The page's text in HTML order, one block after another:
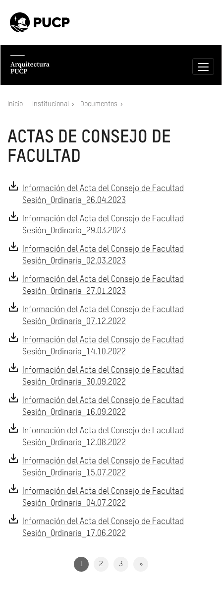
Inicio Institucional Documentos
ACTAS DE CONSEJO DE
FACULTAD
Información del Acta del Consejo de Facultad
Sesión_Ordinaria_26.04.2023
Información del Acta del Consejo de Facultad
Sesión_Ordinaria_29.03.2023
Información del Acta del Consejo de Facultad
Sesión_Ordinaria_02.03.2023
Información del Acta del Consejo de Facultad
Sesión_Ordinaria_27.01.2023
Información del Acta del Consejo de Facultad
Sesión_Ordinaria_07.12.2022
Información del Acta del Consejo de Facultad
Sesión_Ordinaria_14.10.2022
Información del Acta del Consejo de Facultad
Sesión_Ordinaria_30.09.2022
Información del Acta del Consejo de Facultad
Sesión_Ordinaria_16.09.2022
Información del Acta del Consejo de Facultad
Sesión_Ordinaria_12.08.2022
Información del Acta del Consejo de Facultad
Sesión_Ordinaria_15.07.2022
Información del Acta del Consejo de Facultad
Sesión_Ordinaria_04.07.2022
Información del Acta del Consejo de Facultad
Sesión_Ordinaria_17.06.2022
1 2 3 »